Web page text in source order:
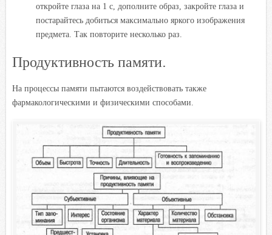
откройте глаза на 1 с, дополните образ, закройте глаза и
постарайтесь добиться максимально яркого изображения
предмета. Так повторите несколько раз.
Продуктивность памяти.
На процессы памяти пытаются воздействовать также
фармакологическими и физическими способами.